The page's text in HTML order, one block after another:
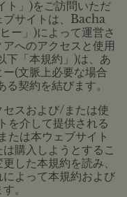
ト」)をご訪問いただ
ブサイトは、Bacha
ー」)によって運営さ
へのアクセスと使用
下「本規約」)は、あ
(文脈上必要な場合
契約を結びます。
スおよび/または使
を介して提供される
たは本ウェブサイト
購入しようとするこ
した本規約を読み、
よって本規約および
。